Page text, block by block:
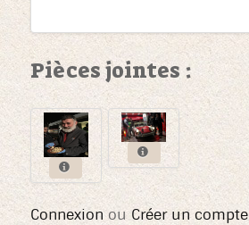
Pièces jointes :
Connexion ou Créer un compte